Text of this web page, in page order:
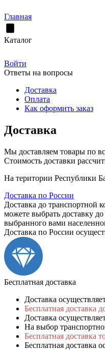
Главная
Каталог
Войти
Ответы на вопросы
Доставка
Оплата
Как оформить заказ
Доставка
Мы доставляем товары по
Стоимость доставки
На територии Республики
Доставка по России
Доставка до транспортной
можете выбрать доставку
выбранного вами
Доставка по России
Бесплатная доставка
Доставка
Бесплатная доставка
Доставка
На выбор
Бесплатная доставка
Бесплатная доставка